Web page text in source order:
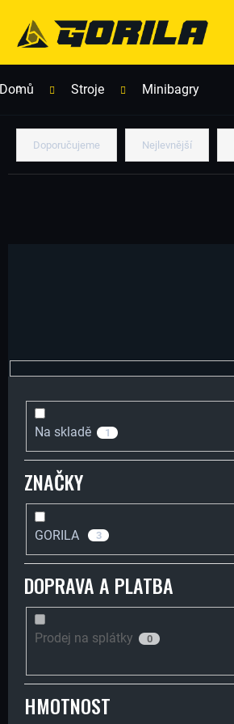
obsah
Domů Stroje Minibagry
Ř
E
N
P
R
Doporučujeme Nejlevnější
Na skladě 1
ZNAČKY
GORILA 3
DOPRAVA A PLATBA
Prodej na splátky 0
HMOTNOST
K
O
Š
Zpět
do
Zpět
do
C
O
Ř
E
B